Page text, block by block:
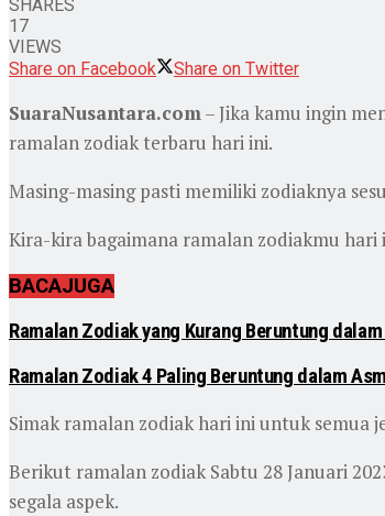
SHARES
17
VIEWS
Share on Facebook
Share on Twitter
SuaraNusantara.com – Jika kamu ingin
ramalan zodiak terbaru hari ini.
Masing-masing pasti memiliki zodiaknya
Kira-kira bagaimana ramalan zodiakmu hari
BACAJUGA
Ramalan Zodiak yang Kurang Beruntung
Ramalan Zodiak 4 Paling Beruntung dalam
Simak ramalan zodiak hari ini untuk semua
Berikut ramalan zodiak Sabtu 28 Januari
segala aspek.